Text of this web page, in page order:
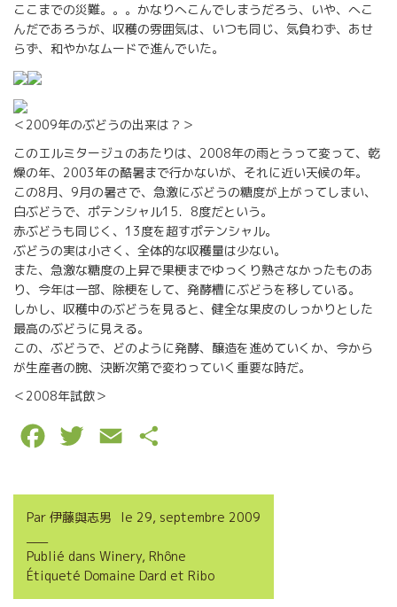
ここまでの災難。。。かなりへこんでしまうだろう、いや、へこ
んだであろうが、収穫の雰囲気は、いつも同じ、気負わず、あせ
らず、和やかなムードで進んでいた。
＜2009年のぶどうの出来は？＞
このエルミタージュのあたりは、2008年の雨とうって変って、乾
燥の年、2003年の酷暑まで行かないが、それに近い天候の年。
この8月、9月の暑さで、急激にぶどうの糖度が上がってしまい、
白ぶどうで、ポテンシャル15．8度だという。
赤ぶどうも同じく、13度を超すポテンシャル。
ぶどうの実は小さく、全体的な収穫量は少ない。
また、急激な糖度の上昇で果梗までゆっくり熟さなかったものあ
り、今年は一部、除梗をして、発酵槽にぶどうを移している。
しかし、収穫中のぶどうを見ると、健全な果皮のしっかりとした
最高のぶどうに見える。
この、ぶどうで、どのように発酵、醸造を進めていくか、今から
が生産者の腕、決断次第で変わっていく重要な時だ。
＜2008年試飲＞
c
b
o
i
t
e
a
l
r
a
g
Par 伊藤與志男 le 29, septembre 2009
Publié dans Winery, Rhône
Étiqueté Domaine Dard et Ribo